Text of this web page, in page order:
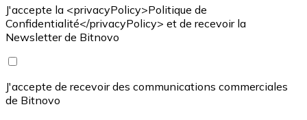
J'accepte la <privacyPolicy>Politique de
Confidentialité</privacyPolicy> et de recevoir la
Newsletter de Bitnovo
J'accepte de recevoir des communications commerciales
de Bitnovo